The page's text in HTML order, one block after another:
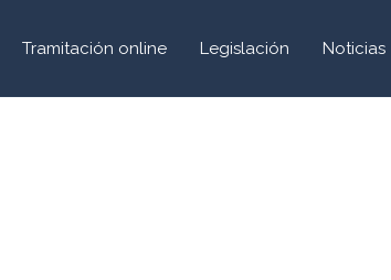
Tramitación online Legislación Noticias